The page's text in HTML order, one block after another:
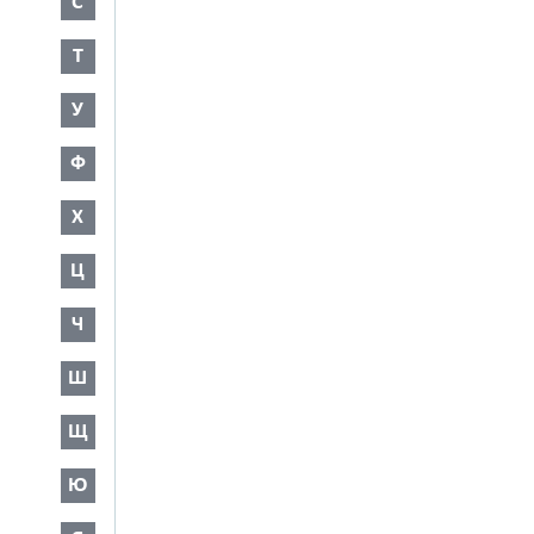
Т
У
Ф
Х
Ц
Ч
Ш
Щ
Ю